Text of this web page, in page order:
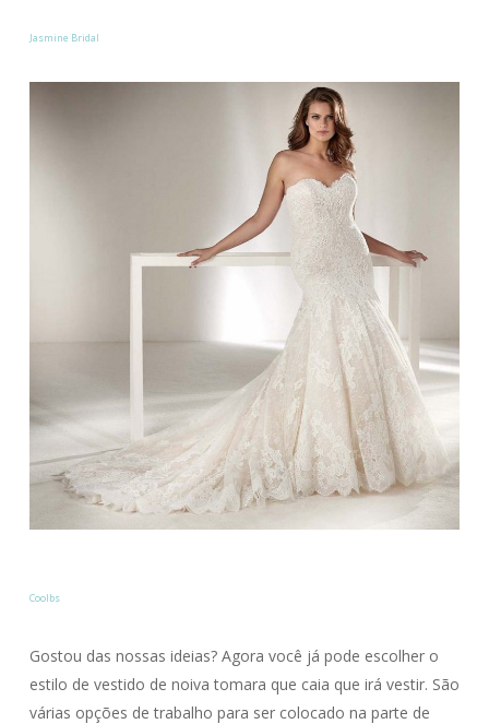
Jasmine Bridal
Coolbs
Gostou das nossas ideias? Agora você já pode escolher o
estilo de vestido de noiva tomara que caia que irá vestir. São
várias opções de trabalho para ser colocado na parte de